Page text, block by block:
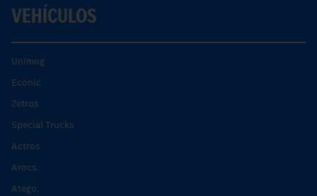
VEHÍCULOS
Unimog
Econic
Zetros
Special Trucks
Actros
Arocs.
Atego.